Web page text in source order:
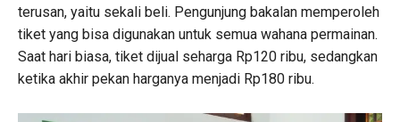
terusan, yaitu sekali beli. Pengunjung bakalan memperoleh
tiket yang bisa digunakan untuk semua wahana permainan.
Saat hari biasa, tiket dijual seharga Rp120 ribu, sedangkan
ketika akhir pekan harganya menjadi Rp180 ribu.